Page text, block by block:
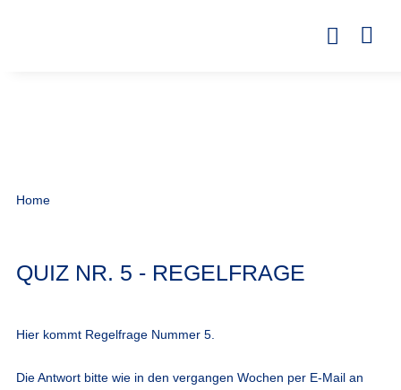
Home
QUIZ NR. 5 - REGELFRAGE
Hier kommt Regelfrage Nummer 5.
Die Antwort bitte wie in den vergangen Wochen per E-Mail an